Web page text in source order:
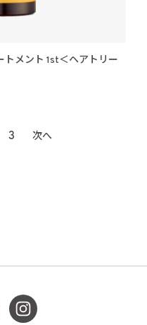
トメント 1st＜ヘアトリー
3 次へ